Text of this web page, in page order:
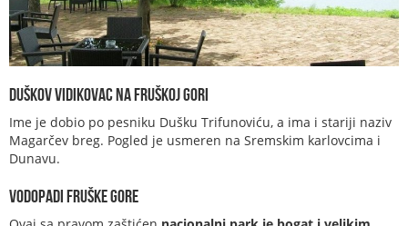
Duškov vidikovac na Fruškoj gori
Ime je dobio po pesniku Dušku Trifunoviću, a ima i stariji naziv
Magarčev breg. Pogled je usmeren na Sremskim karlovcima i
Dunavu.
Vodopadi Fruške gore